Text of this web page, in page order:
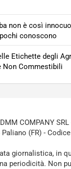
non è così
conoscono
Etichette degli
Non Commestibili
COMPANY
Paliano (FR) -
giornalistica, in
periodicità. Non